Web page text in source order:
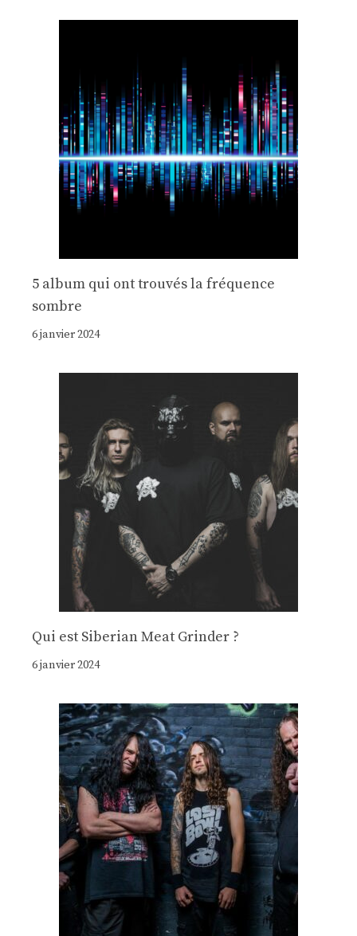
5 album qui ont trouvés la fréquence
sombre
6 janvier 2024
Qui est Siberian Meat Grinder ?
6 janvier 2024